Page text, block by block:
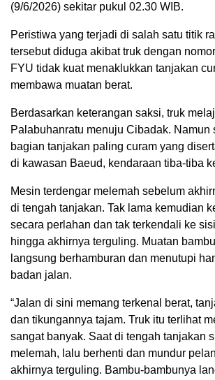
(9/6/2026) sekitar pukul 02.30 WIB.
Peristiwa yang terjadi di salah satu titik
tersebut diduga akibat truk dengan
FYU tidak kuat menaklukkan tanjakan
membawa muatan berat.
Berdasarkan keterangan saksi, truk
Palabuhanratu menuju Cibadak. Namun
bagian tanjakan paling curam yang
di kawasan Baeud, kendaraan tiba-tiba
Mesin terdengar melemah sebelum
di tengah tanjakan. Tak lama kemudian
secara perlahan dan tak terkendali ke
hingga akhirnya terguling. Muatan
langsung berhamburan dan menutupi
badan jalan.
“Jalan di sini memang terkenal berat,
dan tikungannya tajam. Truk itu terlihat
sangat banyak. Saat di tengah tanjakan
melemah, lalu berhenti dan mundur
akhirnya terguling. Bambu-bambunya